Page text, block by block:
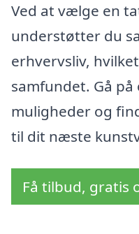
Ved at vælge en
understøtter du
erhvervsliv,
samfundet. Gå
muligheder og
til dit næste
Få tilbud, gratis